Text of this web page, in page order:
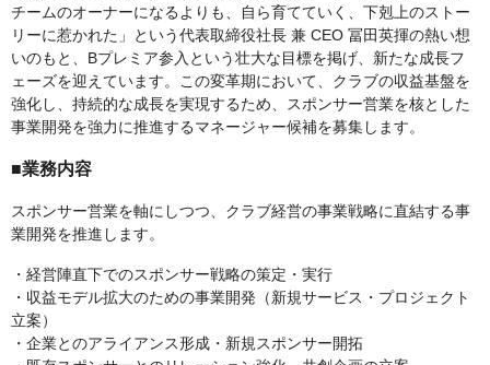
チームのオーナーになるよりも、自ら育てていく、下剋上のストー
リーに惹かれた」という代表取締役社長 兼 CEO 冨田英揮の熱い想
いのもと、Bプレミア参入という壮大な目標を掲げ、新たな成長フ
ェーズを迎えています。この変革期において、クラブの収益基盤を
強化し、持続的な成長を実現するため、スポンサー営業を核とした
事業開発を強力に推進するマネージャー候補を募集します。
■業務内容
スポンサー営業を軸にしつつ、クラブ経営の事業戦略に直結する事
業開発を推進します。
・経営陣直下でのスポンサー戦略の策定・実行
・収益モデル拡大のための事業開発（新規サービス・プロジェクト
立案）
・企業とのアライアンス形成・新規スポンサー開拓